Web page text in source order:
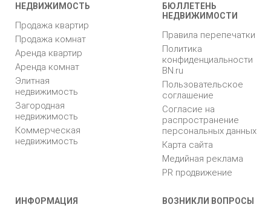
НЕДВИЖИМОСТЬ
Продажа квартир
Продажа комнат
Аренда квартир
Аренда комнат
Элитная
недвижимость
Загородная
недвижимость
Коммерческая
недвижимость
БЮЛЛЕТЕНЬ
НЕДВИЖИМОСТИ
Правила перепечатки
Политика
конфиденциальности
BN.ru
Пользовательское
соглашение
Согласие на
распространение
персональных данных
Карта сайта
Медийная реклама
PR продвижение
ИНФОРМАЦИЯ ВОЗНИКЛИ ВОПРОСЫ